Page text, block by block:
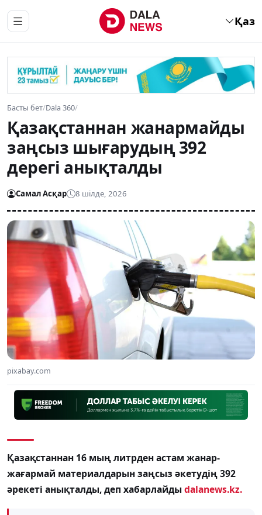
Қаз
Басты бет/Dala 360/
Қазақстаннан жанармайды
заңсыз шығарудың 392
дерегі анықталды
Самал Асқар 8 шілде, 2026
pixabay.com
Қазақстаннан 16 мың литрден астам жанар-
жағармай материалдарын заңсыз әкетудің 392
әрекеті анықталды, деп хабарлайды dalanews.kz.